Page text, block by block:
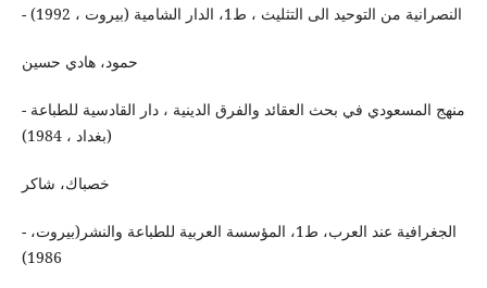
- النصرانية من التوحيد الى التثليث ، ط1، الدار الشامية (بيروت ، 1992)
حمود، هادي حسين
- منهج المسعودي في بحث العقائد والفرق الدينية ، دار القادسية للطباعة
(بغداد ، 1984)
خصباك، شاكر
- الجغرافية عند العرب، ط1، المؤسسة العربية للطباعة والنشر(بيروت،
1986)